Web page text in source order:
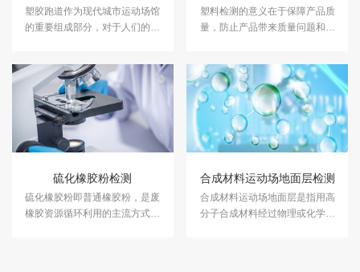
塑胶跑道作为现代城市运动场馆
的重要组成部分，对于人们的健
测及其他各类运动场地检测。
塑料检测的意义在于保障产品质
量，防止产品带来质量问题和安
测、塑料成分分析等领域的检
测，并出具具有CMA资质的塑料
检测报告。
硫化橡胶粉检测
硫化橡胶粉即普通橡胶粉，是废
橡胶资源循环利用的主流方式之
合成材料运动场地面层检测
合成材料运动场地面层是指用高
分子合成材料经过物理或化学作